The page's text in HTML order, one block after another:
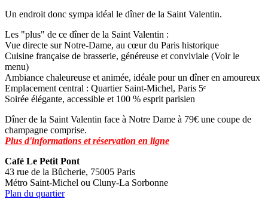
Un endroit donc sympa idéal le dîner de la Saint Valentin.
Les "plus" de ce dîner de la Saint Valentin :
Vue directe sur Notre-Dame, au cœur du Paris historique
Cuisine française de brasserie, généreuse et conviviale (Voir le
menu)
Ambiance chaleureuse et animée, idéale pour un dîner en amoureux
Emplacement central : Quartier Saint-Michel, Paris 5ᵉ
Soirée élégante, accessible et 100 % esprit parisien
Dîner de la Saint Valentin face à Notre Dame à 79€ une coupe de
champagne comprise.
Plus d'informations et réservation en ligne
Café Le Petit Pont
43 rue de la Bûcherie, 75005 Paris
Métro Saint-Michel ou Cluny-La Sorbonne
Plan du quartier